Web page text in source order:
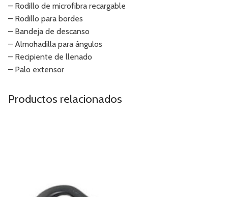
– Rodillo de microfibra recargable
– Rodillo para bordes
– Bandeja de descanso
– Almohadilla para ángulos
– Recipiente de llenado
– Palo extensor
Productos relacionados